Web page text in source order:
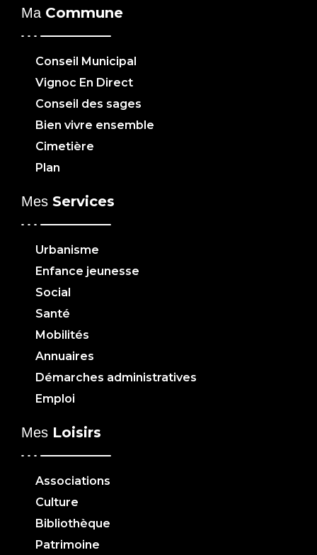
Ma Commune
Conseil Municipal
Vignoc En Direct
Conseil des sages
Bien vivre ensemble
Cimetière
Plan
Mes Services
Urbanisme
Enfance jeunesse
Social
Santé
Mobilités
Annuaires
Démarches administratives
Emploi
Mes Loisirs
Associations
Culture
Bibliothèque
Patrimoine